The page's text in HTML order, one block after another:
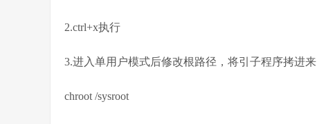
2.ctrl+x执行
3.进入单用户模式后修改根路径，将引子程序拷进来
chroot /sysroot